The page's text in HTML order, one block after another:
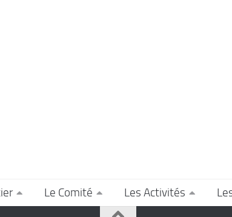
Le Comité Les Activités